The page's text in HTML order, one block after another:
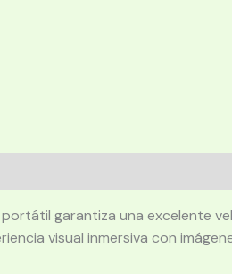
garantiza una excelente
visual inmersiva con